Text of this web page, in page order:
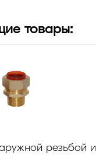
товары:
резьбой и